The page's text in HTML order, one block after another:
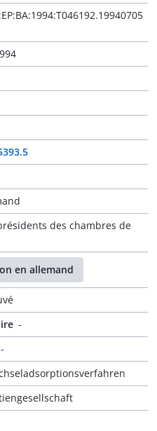
des chambres de
en allemand
-
-